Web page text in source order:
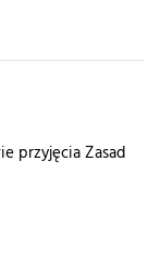
przyjęcia Zasad